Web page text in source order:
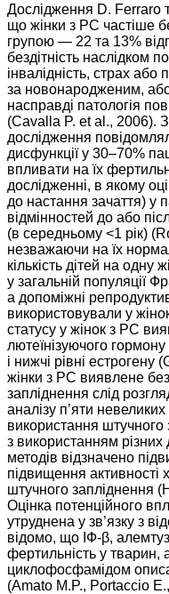
Дослідження D. Ferraro
що жінки з РС частіше
групою — 22 та 13%
бездітність наслідком
інвалідність, страх
за новонародженим,
насправді патологія
(Cavalla P. et al., 2006).
дослідження
дисфункції у 30–70%
впливати на їх
дослідженні, в якому
до настання зачаття) у
відмінностей до або
(в середньому <1 рік)
незважаючи на їх
кількість дітей на
у загальній популяції
а допоміжні
використовували у
статусу у жінок з РС
лютеїнізуючого
і нижчі рівні
жінки з РС виявлене
запліднення слід
аналізу п’яти
використання штучного
з використанням
методів відзначено
підвищення
штучного запліднення
Оцінка потенційного
утруднена у зв’язку з
відомо, що ІФ-β,
фертильність у тварин,
циклофосфамідом
(Amato M.P., Portaccio